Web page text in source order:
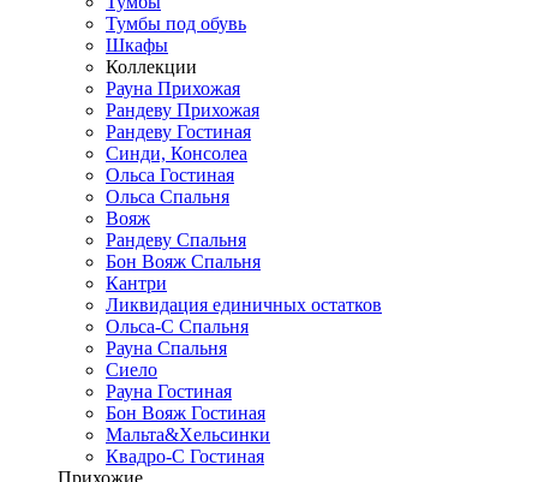
Тумбы под обувь
Шкафы
Коллекции
Рауна Прихожая
Рандеву Прихожая
Рандеву Гостиная
Синди, Консолеа
Ольса Гостиная
Ольса Спальня
Вояж
Рандеву Спальня
Бон Вояж Спальня
Кантри
Ликвидация единичных остатков
Ольса-С Спальня
Рауна Спальня
Сиело
Рауна Гостиная
Бон Вояж Гостиная
Мальта&Хельсинки
Квадро-С Гостиная
Прихожие